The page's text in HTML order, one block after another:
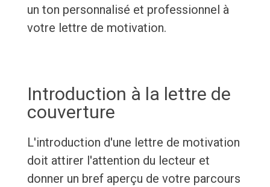
un ton personnalisé et professionnel à
votre lettre de motivation.
Introduction à la lettre de
couverture
L'introduction d'une lettre de motivation
doit attirer l'attention du lecteur et
donner un bref aperçu de votre parcours